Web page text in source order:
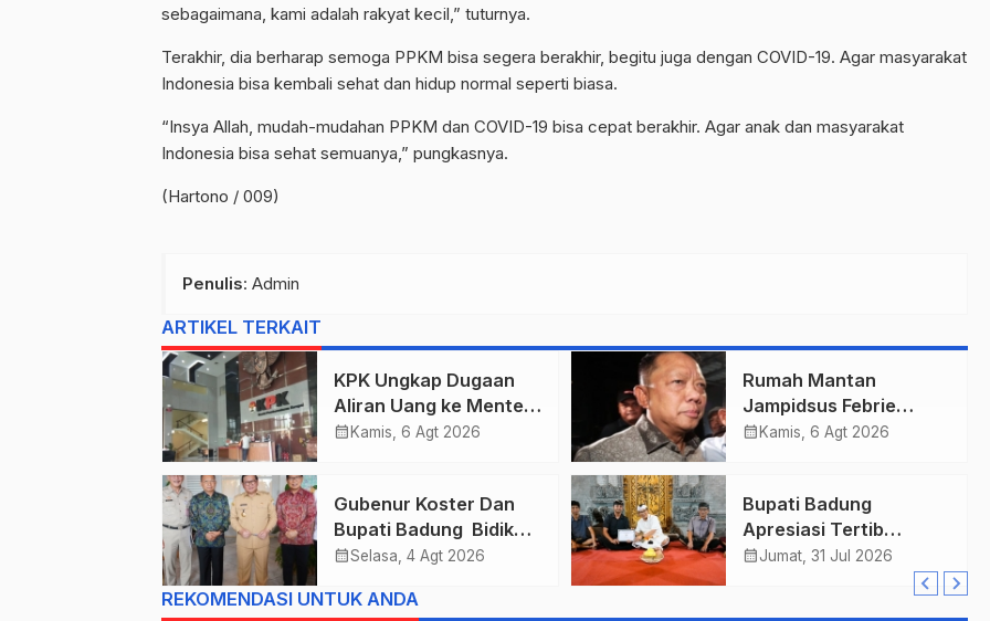
sebagaimana, kami adalah rakyat kecil,” tuturnya.
Terakhir, dia berharap semoga PPKM bisa segera berakhir, begitu juga dengan COVID-19. Agar masyarakat
Indonesia bisa kembali sehat dan hidup normal seperti biasa.
“Insya Allah, mudah-mudahan PPKM dan COVID-19 bisa cepat berakhir. Agar anak dan masyarakat
Indonesia bisa sehat semuanya,” pungkasnya.
(Hartono / 009)
Penulis: Admin
ARTIKEL TERKAIT
KPK Ungkap Dugaan
Aliran Uang ke Menteri
Kehutanan, Diduga
Kuansing
calendar_month Kamis, 6 Agt 2026
Rumah Mantan
Jampidsus Febrie
Adriansyah Digeledah
Dugaan TPPU Disita
calendar_month Kamis, 6 Agt 2026
Gubenur Koster Dan
Bupati Badung Bidik
Obligasi Daerah :
Infrastruktur
calendar_monthSelasa, 4 Agt 2026
Bupati Badung
Apresiasi Tertib
Adminduk dengan Rp10
calendar_monthJumat, 31 Jul 2026
REKOMENDASI UNTUK ANDA